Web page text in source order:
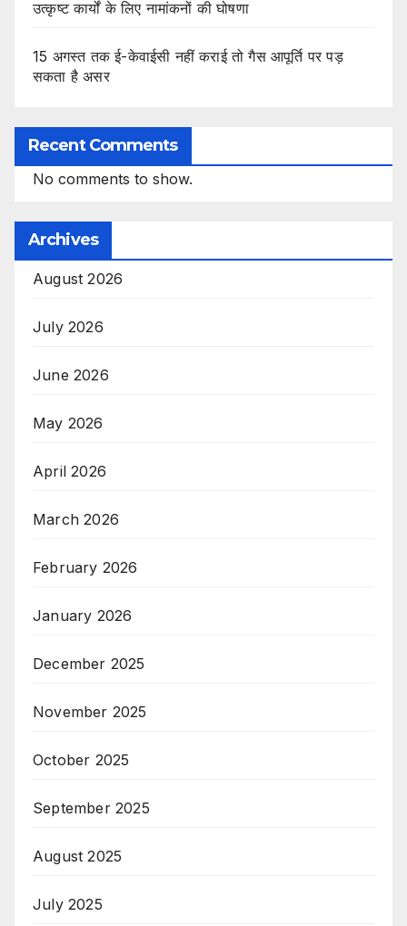
उत्कृष्ट कार्यों के लिए नामांकनों की घोषणा
15 अगस्त तक ई-केवाईसी नहीं कराई तो गैस आपूर्ति पर पड़
सकता है असर
Recent Comments
No comments to show.
Archives
August 2026
July 2026
June 2026
May 2026
April 2026
March 2026
February 2026
January 2026
December 2025
November 2025
October 2025
September 2025
August 2025
July 2025